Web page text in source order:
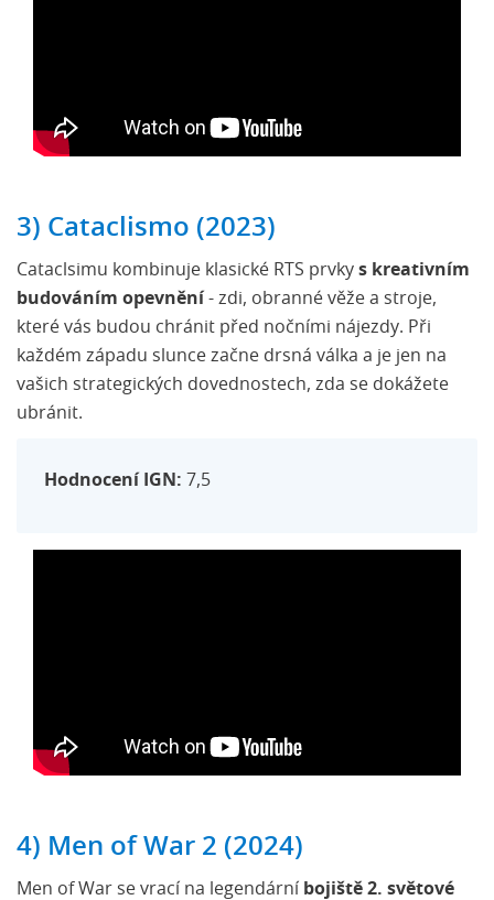
3) Cataclismo (2023)
Cataclsimu kombinuje klasické RTS prvky s kreativním
budováním opevnění - zdi, obranné věže a stroje,
které vás budou chránit před nočními nájezdy. Při
každém západu slunce začne drsná válka a je jen na
vašich strategických dovednostech, zda se dokážete
ubránit.
Hodnocení IGN: 7,5
4) Men of War 2 (2024)
Men of War se vrací na legendární bojiště 2. světové